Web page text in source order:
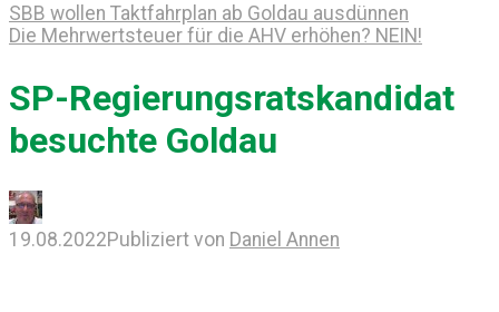
SBB wollen Taktfahrplan ab Goldau ausdünnen
Die Mehrwertsteuer für die AHV erhöhen? NEIN!
SP-Regierungsratskandidat
besuchte Goldau
19.08.2022Publiziert von Daniel Annen